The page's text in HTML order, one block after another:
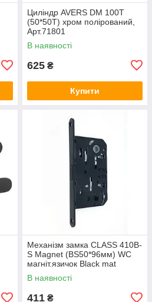
Циліндр AVERS DM 100T
(50*50T) хром полірований,
Арт.71801
В наявності
625 ₴
Купити
Механізм замка CLASS 410B-
S Magnet (BS50*96мм) WC
магніт.язичок Black mat
чорний матовий, Арт.74647
В наявності
411 ₴